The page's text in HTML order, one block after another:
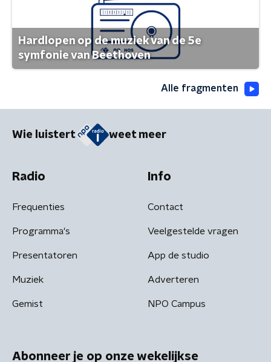
Hardlopen op de muziek van de 5e
symfonie van Beethoven
Alle fragmenten
Wie luistert weet meer
Radio
Frequenties
Programma's
Presentatoren
Muziek
Gemist
Info
Contact
Veelgestelde vragen
App de studio
Adverteren
NPO Campus
Abonneer je op onze wekelijkse